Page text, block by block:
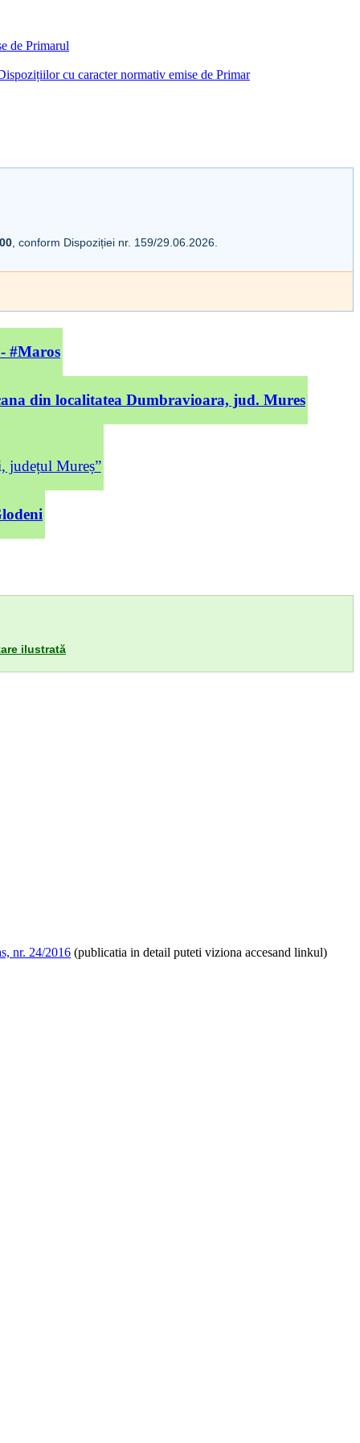
de Primarul
cu caracter normativ emise de Primar
, conform Dispoziției nr. 159/29.06.2026.
#Maros
din localitatea Dumbravioara, jud. Mures
județul Mureș”
ilustrată
nr. 24/2016 (publicatia in detail puteti viziona accesand linkul)